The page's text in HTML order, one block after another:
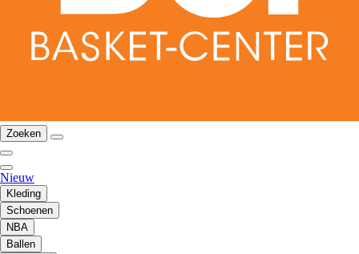
Zoeken
Nieuw
Kleding
Schoenen
NBA
Ballen